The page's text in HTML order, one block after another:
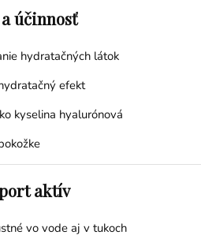
účinnosť
hydratačných látok
efekt
kyselina hyalurónová
aktív
vo vode aj v tukoch